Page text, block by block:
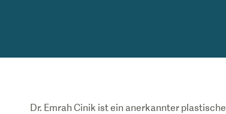
Dr. Emrah Cinik ist ein anerkannter